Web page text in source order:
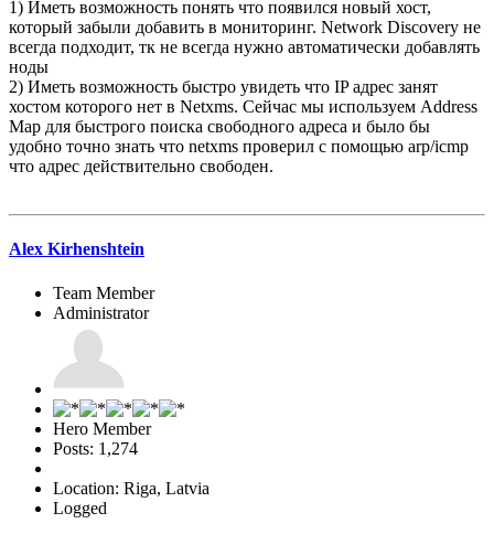
1) Иметь возможность понять что появился новый хост,
который забыли добавить в мониторинг. Network Discoverу не
всегда подходит, тк не всегда нужно автоматически добавлять
ноды
2) Иметь возможность быстро увидеть что IP адрес занят
хостом которого нет в Netxms. Сейчас мы используем Address
Map для быстрого поиска свободного адреса и было бы
удобно точно знать что netxms проверил с помощью arp/icmp
что адрес действительно свободен.
Alex Kirhenshtein
Team Member
Administrator
Hero Member
Posts: 1,274
Location: Riga, Latvia
Logged